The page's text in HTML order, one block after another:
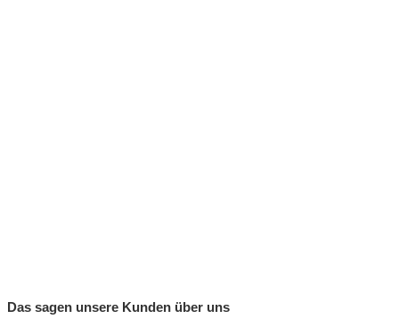
Das sagen unsere Kunden über uns